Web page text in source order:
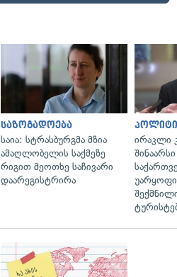
საზოგადოება
საია: სტრასბურგმა მზია
ამაღლობელის საქმეზე
რიგით მეოთხე საჩივარი
დაარეგისტრირა
ირაკლი